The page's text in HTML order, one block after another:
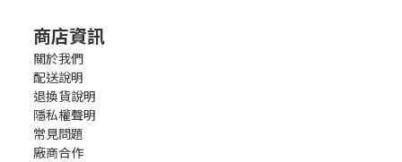
商店資訊
關於我們
配送說明
退換貨說明
隱私權聲明
常見問題
廠商合作